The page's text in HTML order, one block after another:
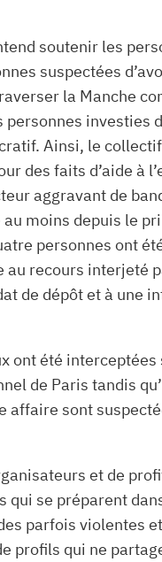
soutenir les
suspectées
la Manche
investies
Ainsi, le
des faits d’aide à
aggravant de
moins depuis le
personnes ont
au recours interjeté
de dépôt et à une
ont été
de Paris tandis
sont
et de
se préparent
parfois violentes
profils qui ne